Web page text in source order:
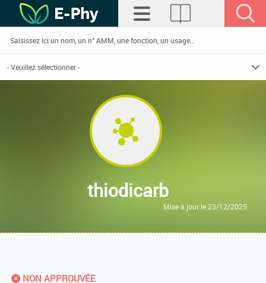
thiodicarb
Mise à jour le 23/12/2025
NON APPROUVÉE